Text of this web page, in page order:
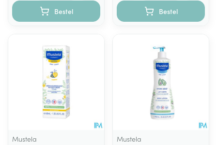
Bestel Bestel
Mustela
Mustela